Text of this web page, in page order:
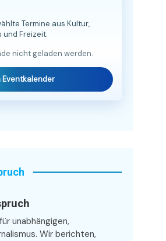
Termine aus Kultur,
und Freizeit.
nicht geladen werden.
Eventkalender
unabhängigen,
Wir berichten,